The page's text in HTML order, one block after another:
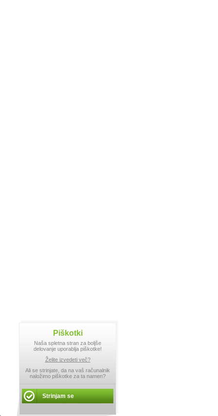
Piškotki
Naša spletna stran za boljše
delovanje uporablja piškotke!
Želite izvedeti več?
Ali se strinjate, da na vaš računalnik
naložimo piškotke za ta namen?
Strinjam se